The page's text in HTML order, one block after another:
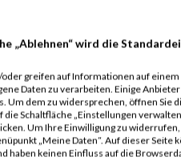
Lax
Laatsch
Christiansen
Gustmann
Krämer
„Ablehnen“ wird die
greifen auf Informationen auf einem
Daten zu verarbeiten. Einige
dem zu widersprechen, öffnen Sie
Schaltfläche „Einstellungen
Um Ihre Einwilligung zu
„Meine Daten“. Auf dieser
haben keinen Einfluss auf die